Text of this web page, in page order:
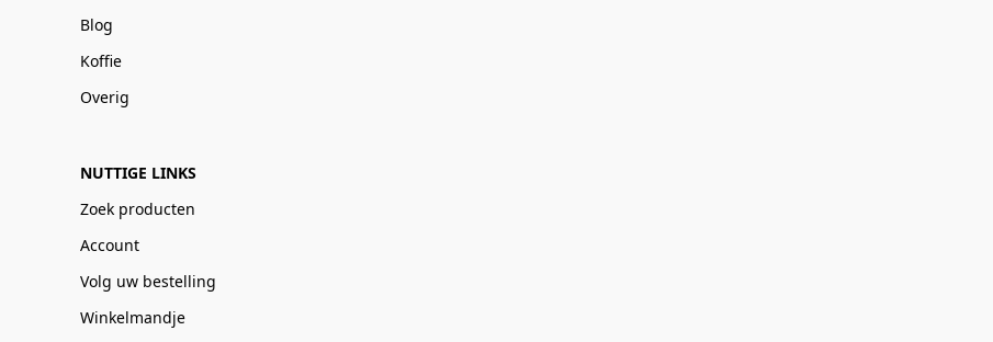
Blog
Koffie
Overig
NUTTIGE LINKS
Zoek producten
Account
Volg uw bestelling
Winkelmandje